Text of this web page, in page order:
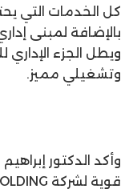
كل الخدمات التي
بالإضافة لمبنى
ويطل الجزء
وتشغيلي مميز.
وأكد الدكتور